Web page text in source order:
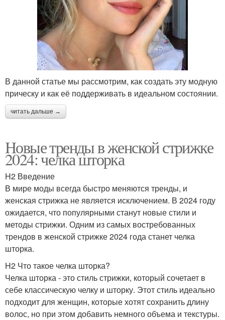
В данной статье мы рассмотрим, как создать эту модную
прическу и как её поддерживать в идеальном состоянии.
читать дальше →
Новые тренды в женской стрижке
2024: челка шторка
H2 Введение
В мире моды всегда быстро меняются тренды, и
женская стрижка не является исключением. В 2024 году
ожидается, что популярными станут новые стили и
методы стрижки. Одним из самых востребованных
трендов в женской стрижке 2024 года станет челка
шторка.
H2 Что такое челка шторка?
Челка шторка - это стиль стрижки, который сочетает в
себе классическую челку и шторку. Этот стиль идеально
подходит для женщин, которые хотят сохранить длину
волос, но при этом добавить немного объема и текстуры.